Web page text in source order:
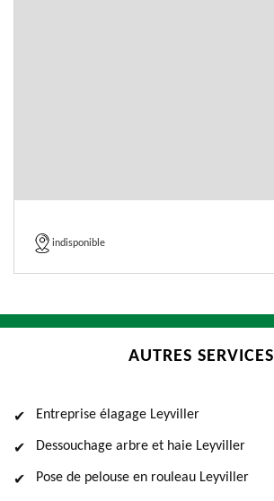
indisponible
AUTRES SERVICES
Entreprise élagage Leyviller
Dessouchage arbre et haie Leyviller
Pose de pelouse en rouleau Leyviller